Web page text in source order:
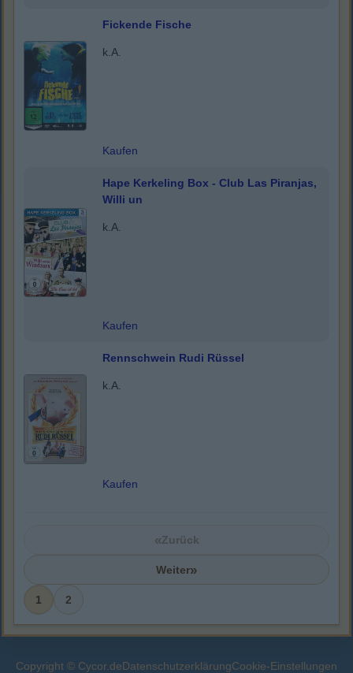
Fickende Fische
k.A.
Kaufen
Hape Kerkeling Box - Club Las Piranjas,
Willi un
k.A.
Kaufen
Rennschwein Rudi Rüssel
k.A.
Kaufen
«Zurück
1 2
Weiter»
Copyright © Cycor.deDatenschutzerklärungCookie-Einstellungen